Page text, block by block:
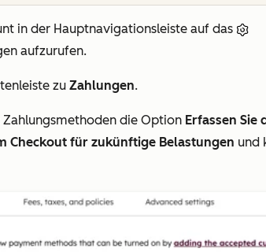
in der Hauptnavigationsleiste auf das
aufzurufen.
zu Zahlungen.
Zahlungsmethoden die Option Erfassen Sie
Checkout für zukünftige Belastungen und